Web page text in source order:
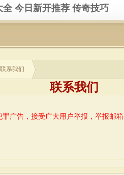
全 今日新开推荐 传奇技巧
联系我们
联系我们
广告，接受广大用户举报，举报邮